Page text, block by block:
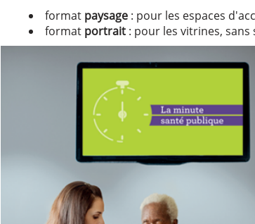
Playback Rate
Chapters
descriptions off
, selected
subtitles settings, opens subtitles
subtitles off
Audio Track
format paysage : pour les espaces
format portrait : pour les vitrines,